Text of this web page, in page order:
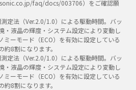
faq/docs/003706）をご確認願
定法（Ver.2.0/1.0）による駆動時間。バッ
・液晶の輝度・システム設定により変動し
ミーモード（ECO）を有効に設定している
8割になります。
定法（Ver.2.0/1.0）による駆動時間。バッ
・液晶の輝度・システム設定により変動し
ミーモード（ECO）を有効に設定している
8割になります。